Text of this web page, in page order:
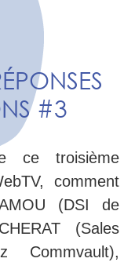
#3
ce troisième
comment
(DSI de
(Sales
Commvault),